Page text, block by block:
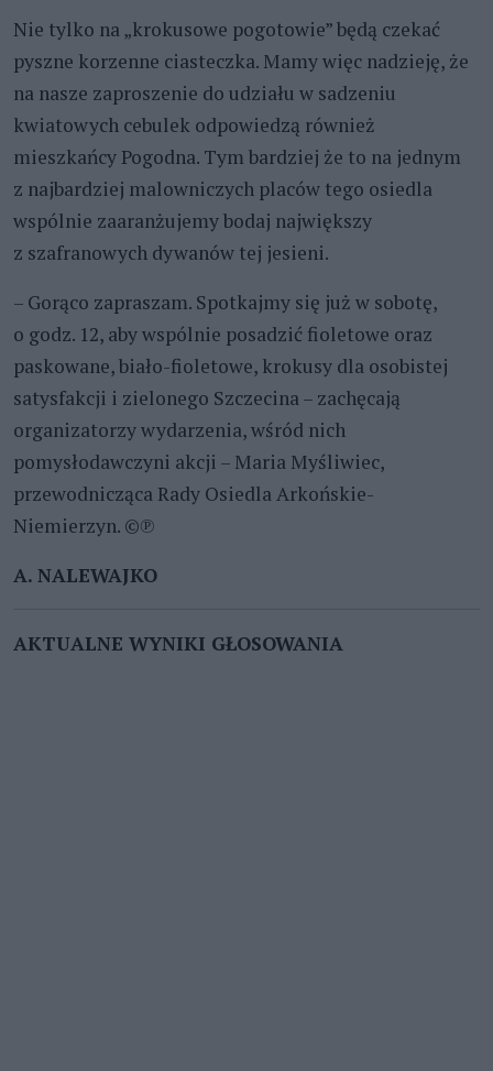
Nie tylko na „krokusowe pogotowie” będą czekać
pyszne korzenne ciasteczka. Mamy więc nadzieję, że
na nasze zaproszenie do udziału w sadzeniu
kwiatowych cebulek odpowiedzą również
mieszkańcy Pogodna. Tym bardziej że to na jednym
z najbardziej malowniczych placów tego osiedla
wspólnie zaaranżujemy bodaj największy
z szafranowych dywanów tej jesieni.
– Gorąco zapraszam. Spotkajmy się już w sobotę,
o godz. 12, aby wspólnie posadzić fioletowe oraz
paskowane, biało-fioletowe, krokusy dla osobistej
satysfakcji i zielonego Szczecina – zachęcają
organizatorzy wydarzenia, wśród nich
pomysłodawczyni akcji – Maria Myśliwiec,
przewodnicząca Rady Osiedla Arkońskie-
Niemierzyn. ©℗
A. NALEWAJKO
AKTUALNE WYNIKI GŁOSOWANIA